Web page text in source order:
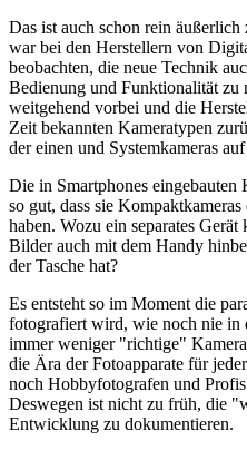
Das ist auch schon rein äußerlich
war bei den Herstellern von
beobachten, die neue Technik
Bedienung und Funktionalität zu
weitgehend vorbei und die
Zeit bekannten Kameratypen
der einen und Systemkameras
Die in Smartphones
so gut, dass sie
haben. Wozu ein separates
Bilder auch mit dem Handy
der Tasche hat?
Es entsteht so im Moment die
fotografiert wird, wie noch nie in
immer weniger "richtige"
die Ära der Fotoapparate für
noch Hobbyfotografen und
Deswegen ist nicht zu früh, die
Entwicklung zu dokumentieren.